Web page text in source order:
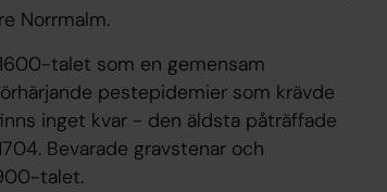
Norrmalm.
talet som en gemensam
pestepidemier som krävde
inget kvar - den äldsta påträffade
Bevarade gravstenar och
talet.